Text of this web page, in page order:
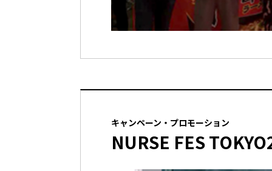
キャンペーン・プロモーション
NURSE FES